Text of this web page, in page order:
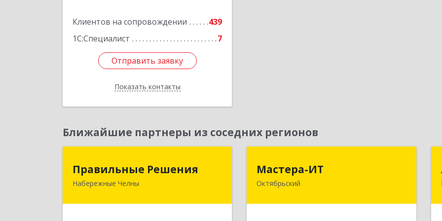
Клиентов на сопровождении
439
1С:Специалист
7
Отправить заявку
Показать контакты
Отправить заявку
Назад
Ближайшие партнеры из соседних регионов
Правильные Решения
Набережные Челны
423832, Татарстан Респ, Набережные
Мастера-ИТ
Октябрьский452607, Башкортостан Респ,